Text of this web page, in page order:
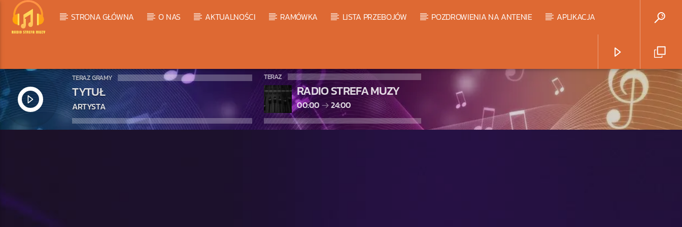
STRONA GŁÓWNA O NAS AKTUALNOŚCI RAMÓWKA LISTA PRZEBOJÓW POZDROWIENIA NA ANTENIE APLIKACJA
TERAZ GRAMY
TYTUŁ
ARTYSTA
TERAZ
RADIO STREFA MUZY
00:00 24:00